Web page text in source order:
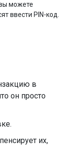
можете
ввести PIN-код.
в
он просто
их,